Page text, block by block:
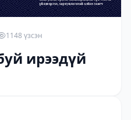
1148 үзсэн
ирээдүй